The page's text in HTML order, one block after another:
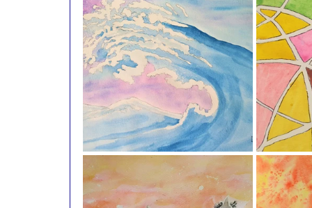
Actualités 2011 Actualités 2010